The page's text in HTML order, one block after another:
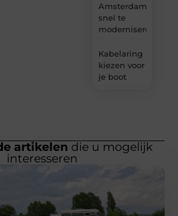
Amsterdam
snel te
moderniseren
Kabelaring
kiezen voor
je boot
artikelen die u mogelijk
interesseren